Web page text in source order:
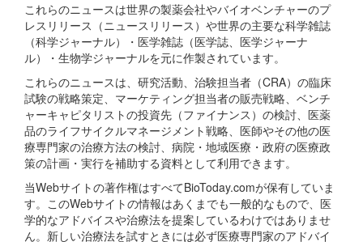
これらのニュースは世界の製薬会社やバイオベンチャーのプ
レスリリース（ニュースリリース）や世界の主要な科学雑誌
（科学ジャーナル）・医学雑誌（医学誌、医学ジャーナ
ル）・生物学ジャーナルを元に作製されています。
これらのニュースは、研究活動、治験担当者（CRA）の臨床
試験の戦略策定、マーケティング担当者の販売戦略、ベンチ
ャーキャピタリストの投資先（ファイナンス）の検討、医薬
品のライフサイクルマネージメント戦略、医師やその他の医
療専門家の治療方法の検討、病院・地域医療・政府の医療政
策の計画・実行を補助する資料として利用できます。
当Webサイトの著作権はすべてBioToday.comが保有していま
す。このWebサイトの情報はあくまでも一般的なもので、医
学的なアドバイスや治療法を提案しているわけではありませ
ん。新しい治療法を試すときには必ず医療専門家のアドバイ